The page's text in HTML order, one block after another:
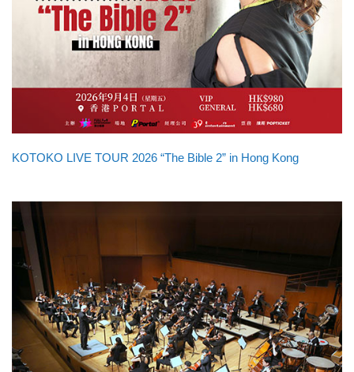
KOTOKO LIVE TOUR 2026 “The Bible 2” in Hong Kong